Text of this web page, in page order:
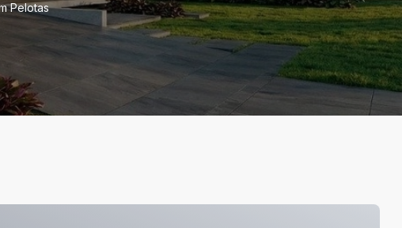
Pelotas